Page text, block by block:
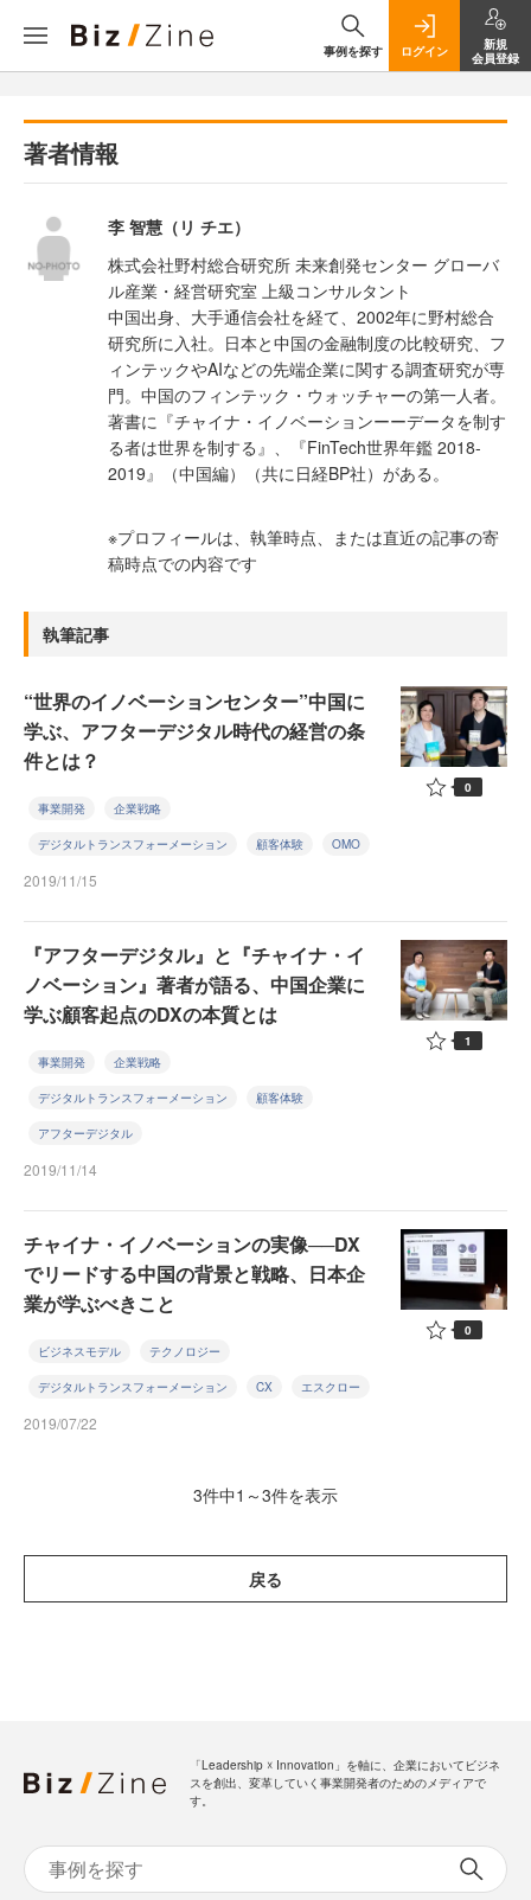
事例を探す ログイン
新規
会員登録
著者情報
李 智慧（リ チエ）
株式会社野村総合研究所 未来創発センター グローバ
ル産業・経営研究室 上級コンサルタント
中国出身、大手通信会社を経て、2002年に野村総合
研究所に入社。日本と中国の金融制度の比較研究、フ
ィンテックやAIなどの先端企業に関する調査研究が専
門。中国のフィンテック・ウォッチャーの第一人者。
著書に『チャイナ・イノベーションーーデータを制す
る者は世界を制する』、『FinTech世界年鑑 2018-
2019』（中国編）（共に日経BP社）がある。
※プロフィールは、執筆時点、または直近の記事の寄
稿時点での内容です
執筆記事
“世界のイノベーションセンター”中国に
学ぶ、アフターデジタル時代の経営の条
件とは？
事業開発 企業戦略
デジタルトランスフォーメーション 顧客体験 OMO
2019/11/15
0
『アフターデジタル』と『チャイナ・イ
ノベーション』著者が語る、中国企業に
学ぶ顧客起点のDXの本質とは
事業開発 企業戦略
デジタルトランスフォーメーション 顧客体験
アフターデジタル
2019/11/14
1
チャイナ・イノベーションの実像──DX
でリードする中国の背景と戦略、日本企
業が学ぶべきこと
ビジネスモデル テクノロジー
デジタルトランスフォーメーション CX エスクロー
2019/07/22
0
3件中1～3件を表示
戻る
「Leadership ☓ Innovation」を軸に、企業においてビジネ
スを創出、変革していく事業開発者のためのメディアで
す。